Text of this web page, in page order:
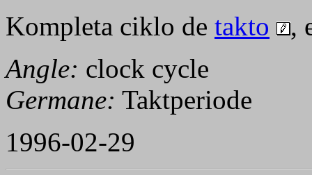
Kompleta ciklo de takto
,
Angle: clock cycle
Germane: Taktperiode
1996-02-29